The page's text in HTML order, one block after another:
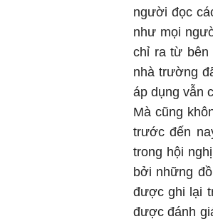
người đọc
như mọi
chỉ ra từ bên
nhà trường
áp dụng vẫn
Mà cũng
trước đến
trong hội
bởi những
được ghi lại
được đánh